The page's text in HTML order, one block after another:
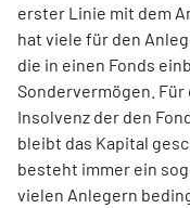
erster Linie mit dem
hat viele für den
die in einen Fonds
Sondervermögen.
Insolvenz der den
bleibt das Kapital
besteht immer ein
vielen Anlegern